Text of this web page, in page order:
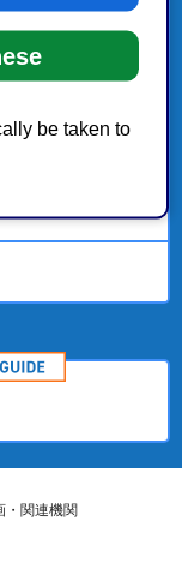
be taken to
・関連機関